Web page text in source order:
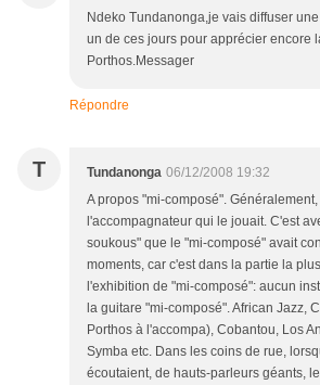
Ndeko Tundanonga,je vais diffuser
un de ces jours pour apprécier encore
Porthos.Messager
Répondre
T Tundanonga 06/12/2008 19:32
A propos "mi-composé".
l'accompagnateur qui le jouait. C'est
soukous" que le "mi-composé" avait
moments, car c'est dans la partie la
l'exhibition de "mi-composé": aucun
la guitare "mi-composé". African Jazz,
Porthos à l'accompa), Cobantou, Los
Symba etc. Dans les coins de rue,
écoutaient, de hauts-parleurs géants,